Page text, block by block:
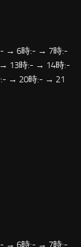
→ 6時:- → 7時:-
13時:- → 14時:-
→ 20時:- → 21
→ 6時:- → 7時:-